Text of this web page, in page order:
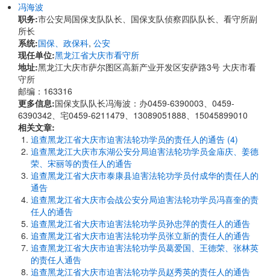
冯海波
职务:市公安局国保支队队长、国保支队侦察四队队长、看守所副
所长
系统:国保、政保科, 公安
现任单位:黑龙江省大庆市看守所
地址:黑龙江大庆市萨尔图区高新产业开发区安萨路3号 大庆市看
守所
邮编：163316
更多信息:国保支队队长冯海波：办0459-6390003、0459-
6390342、宅0459-6211479、13089051888、15045899010
相关文章:
追查黑龙江省大庆市迫害法轮功学员的责任人的通告 (4)
追查黑龙江大庆市东湖公安分局迫害法轮功学员金庙庆、姜德
荣、宋丽等的责任人的通告
追查黑龙江省大庆市泰康县迫害法轮功学员付成华的责任人的
通告
追查黑龙江省大庆市会战公安分局迫害法轮功学员冯喜奎的责
任人的通告
追查黑龙江省大庆市迫害法轮功学员孙忠萍的责任人的通告
追查黑龙江省大庆市迫害法轮功学员张立新的责任人的通告
追查黑龙江省大庆市迫害法轮功学员葛爱国、王德荣、张林英
的责任人通告
追查黑龙江省大庆市迫害法轮功学员赵秀英的责任人的通告